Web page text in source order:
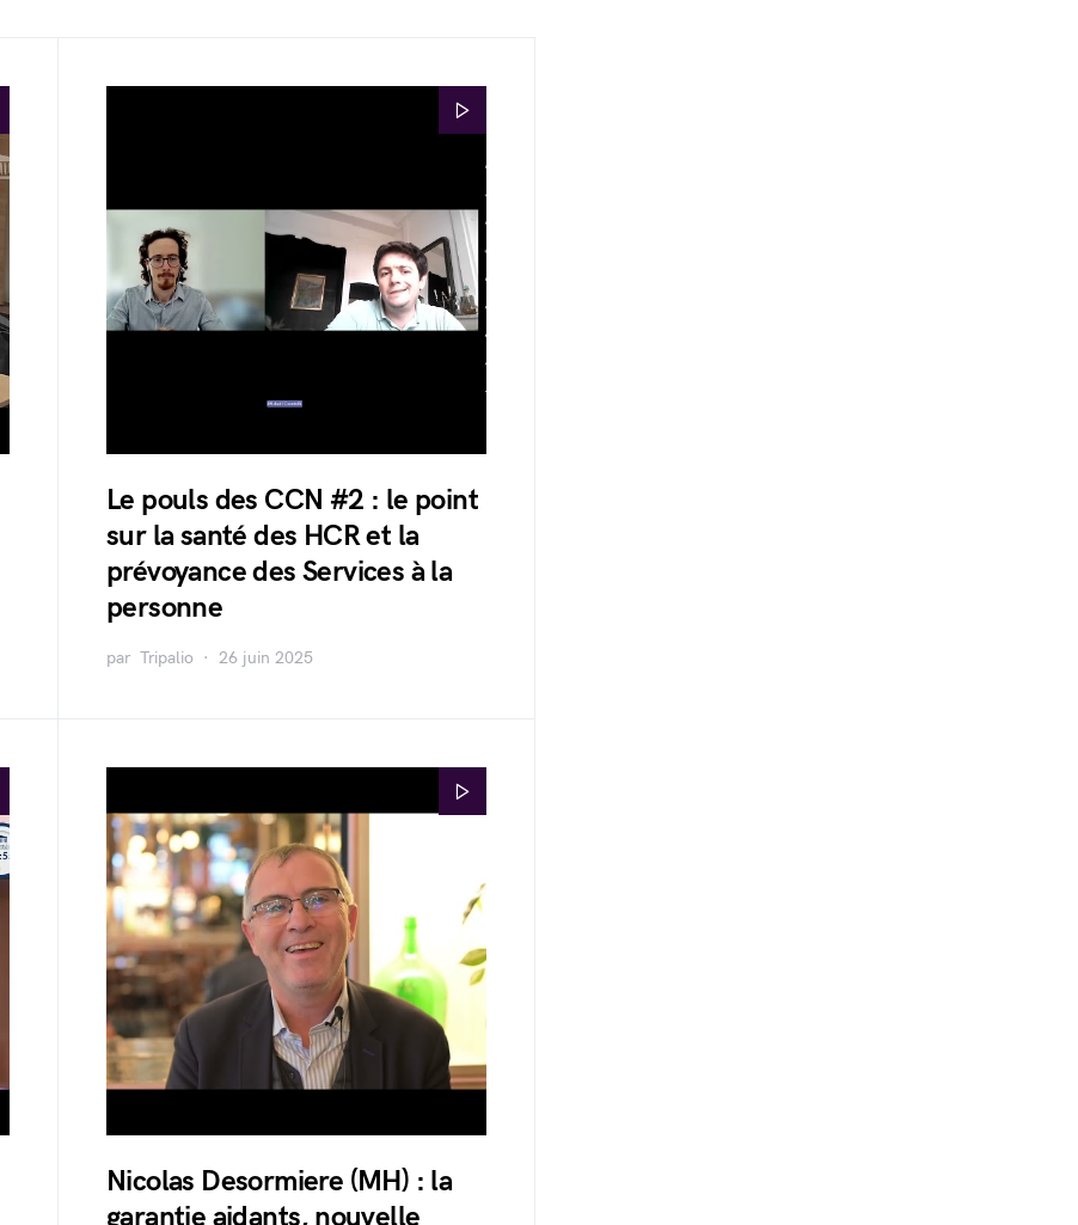
Le pouls des CCN #2 : le point
sur la santé des HCR et la
prévoyance des Services à la
personne
par Tripalio 26 juin 2025
Nicolas Desormiere (MH) : la
garantie aidants, nouvelle